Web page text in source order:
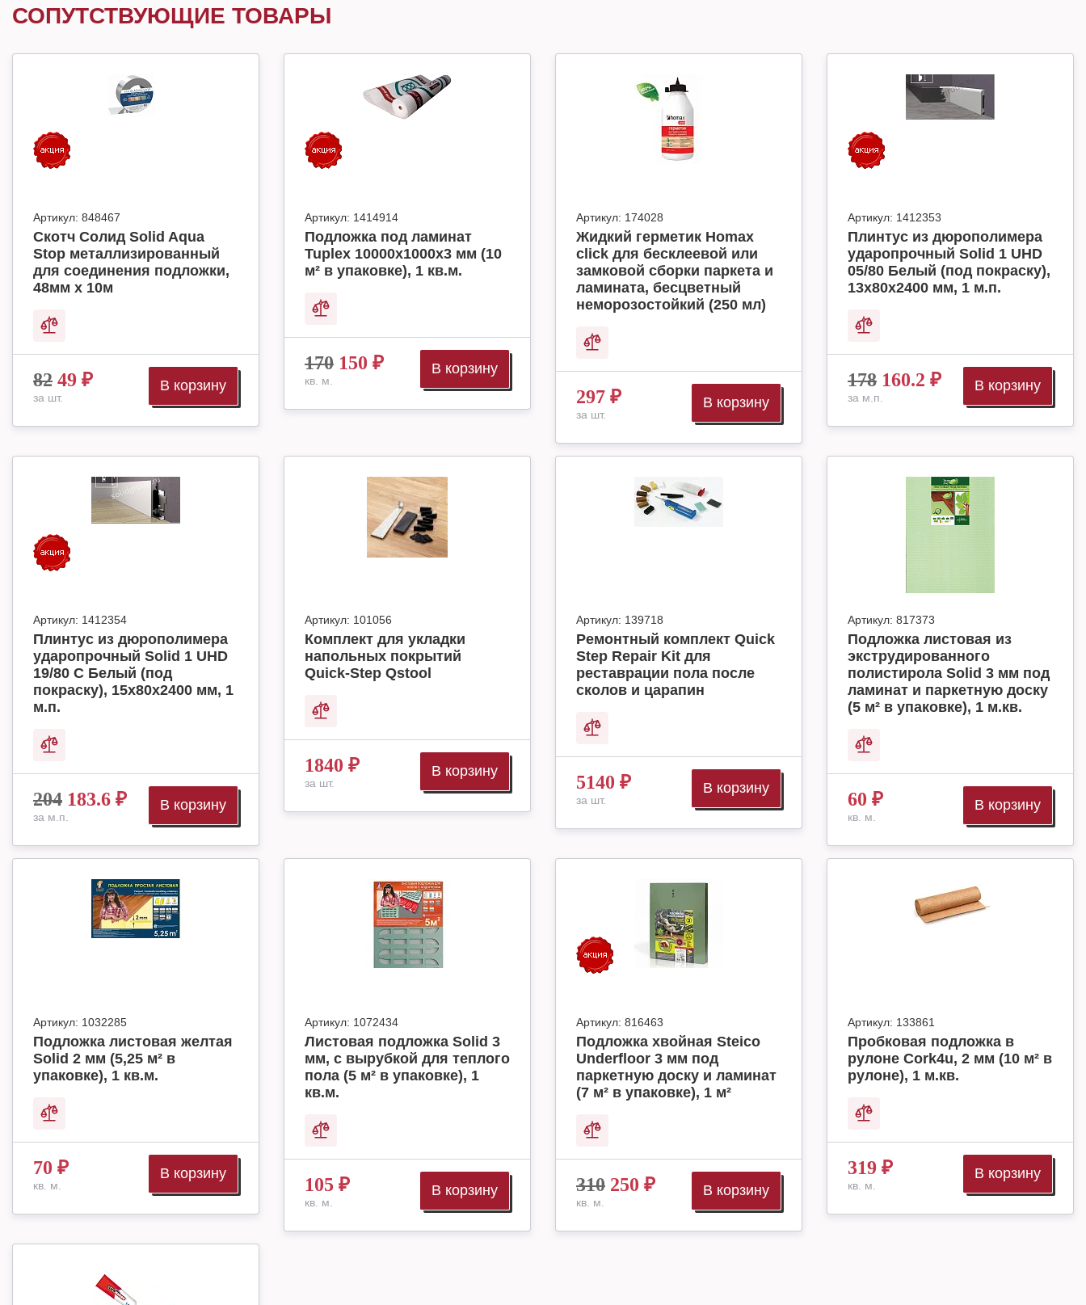
СОПУТСТВУЮЩИЕ ТОВАРЫ
Артикул: 848467
Скотч Солид Solid Aqua
Stop металлизированный
для соединения подложки,
48мм х 10м
82 49 ₽
за шт.
В корзину
Артикул: 1414914
Подложка под ламинат
Tuplex 10000x1000x3 мм (10
м² в упаковке), 1 кв.м.
170 150 ₽
кв. м.
В корзину
Артикул: 174028
Жидкий герметик Homax
click для бесклеевой или
замковой сборки паркета и
ламината, бесцветный
неморозостойкий (250 мл)
297 ₽
за шт.
В корзину
Артикул: 1412353
Плинтус из дюрополимера
ударопрочный Solid 1 UHD
05/80 Белый (под покраску),
13х80х2400 мм, 1 м.п.
178 160.2 ₽
за м.п.
В корзину
Артикул: 1412354
Плинтус из дюрополимера
ударопрочный Solid 1 UHD
19/80 C Белый (под
покраску), 15х80х2400 мм, 1
м.п.
204 183.6 ₽
за м.п.
В корзину
Артикул: 101056
Комплект для укладки
напольных покрытий
Quick-Step Qstool
1840 ₽
за шт.
В корзину
Артикул: 139718
Ремонтный комплект Quick
Step Repair Kit для
реставрации пола после
сколов и царапин
5140 ₽
за шт.
В корзину
Артикул: 817373
Подложка листовая из
экструдированного
полистирола Solid 3 мм под
ламинат и паркетную доску
(5 м² в упаковке), 1 м.кв.
60 ₽
кв. м.
В корзину
Артикул: 1032285
Подложка листовая желтая
Solid 2 мм (5,25 м² в
упаковке), 1 кв.м.
70 ₽
кв. м.
В корзину
Артикул: 1072434
Листовая подложка Solid 3
мм, с вырубкой для теплого
пола (5 м² в упаковке), 1
кв.м.
105 ₽
кв. м.
В корзину
Артикул: 816463
Подложка хвойная Steico
Underfloor 3 мм под
паркетную доску и ламинат
(7 м² в упаковке), 1 м²
310 250 ₽
кв. м.
В корзину
Артикул: 133861
Пробковая подложка в
рулоне Cork4u, 2 мм (10 м² в
рулоне), 1 м.кв.
319 ₽
кв. м.
В корзину